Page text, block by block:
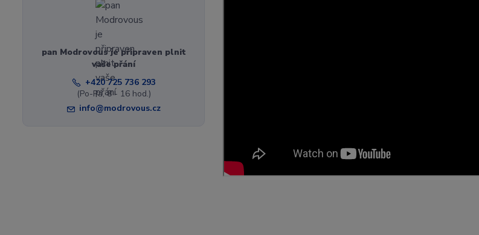
pan Modrovous je připraven plnit
vaše přání
+420 725 736 293
(Po-Pá, 8 - 16 hod.)
info@modrovous.cz